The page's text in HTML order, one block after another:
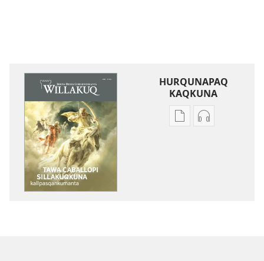
HURQUNAPAQ
KAQKUNA
Qillqakunata
Uyarinapaq